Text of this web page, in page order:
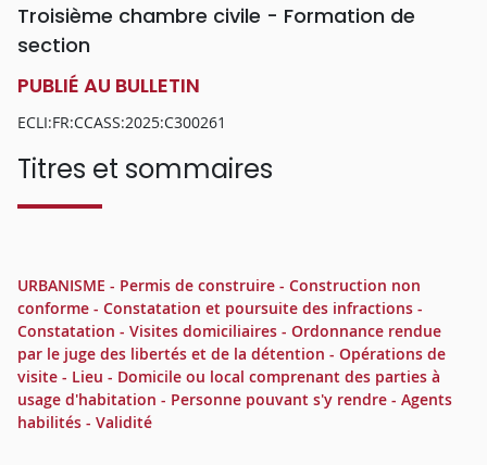
Troisième chambre civile - Formation de
section
PUBLIÉ AU BULLETIN
ECLI:FR:CCASS:2025:C300261
Titres et sommaires
URBANISME - Permis de construire - Construction non
conforme - Constatation et poursuite des infractions -
Constatation - Visites domiciliaires - Ordonnance rendue
par le juge des libertés et de la détention - Opérations de
visite - Lieu - Domicile ou local comprenant des parties à
usage d'habitation - Personne pouvant s'y rendre - Agents
habilités - Validité